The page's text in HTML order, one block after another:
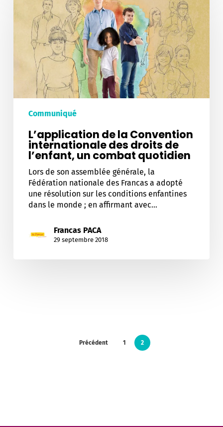
Convention
internationale
droits
l’enfant,
combat
Communiqué
L’application de la Convention
internationale des droits de
l’enfant, un combat quotidien
Lors de son assemblée générale, la
Fédération nationale des Francas a adopté
une résolution sur les conditions enfantines
dans le monde ; en affirmant avec…
Francas PACA
29 septembre 2018
Précédent 1 2